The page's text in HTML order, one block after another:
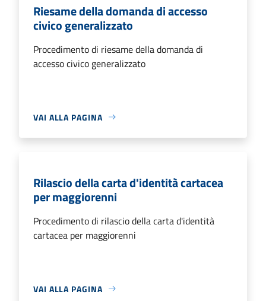
Riesame della domanda di accesso
civico generalizzato
Procedimento di riesame della domanda di
accesso civico generalizzato
VAI ALLA PAGINA
Rilascio della carta d'identità cartacea
per maggiorenni
Procedimento di rilascio della carta d'identità
cartacea per maggiorenni
VAI ALLA PAGINA